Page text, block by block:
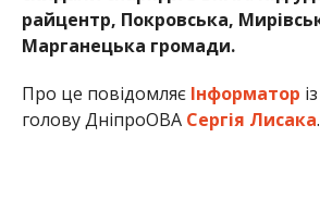
райцентр, Покровська,
Марганецька громади.
Про це повідомляє Інформатор
голову ДніпроОВА Сергія Лисака.